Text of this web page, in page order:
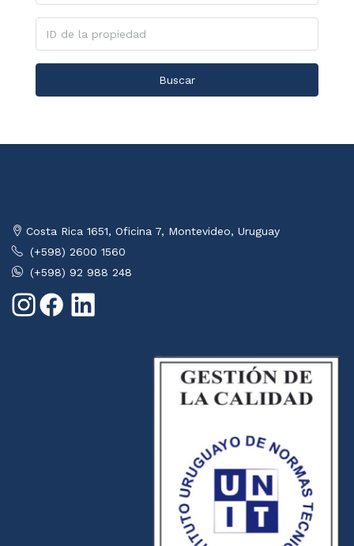
Buscar
Costa Rica 1651, Oficina 7, Montevideo, Uruguay
(+598) 2600 1560
(+598) 92 988 248